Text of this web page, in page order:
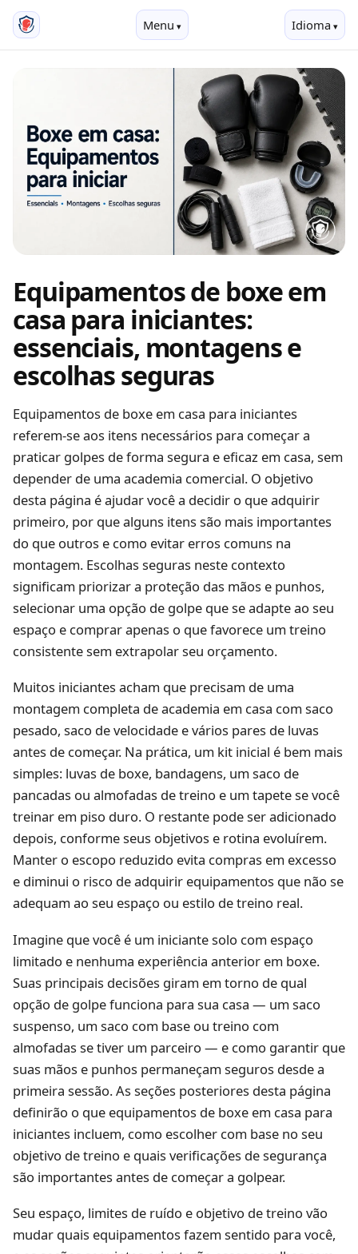
Menu Idioma
Equipamentos de boxe em
casa para iniciantes:
essenciais, montagens e
escolhas seguras
Equipamentos de boxe em casa para iniciantes
referem-se aos itens necessários para começar a
praticar golpes de forma segura e eficaz em casa, sem
depender de uma academia comercial. O objetivo
desta página é ajudar você a decidir o que adquirir
primeiro, por que alguns itens são mais importantes
do que outros e como evitar erros comuns na
montagem. Escolhas seguras neste contexto
significam priorizar a proteção das mãos e punhos,
selecionar uma opção de golpe que se adapte ao seu
espaço e comprar apenas o que favorece um treino
consistente sem extrapolar seu orçamento.
Muitos iniciantes acham que precisam de uma
montagem completa de academia em casa com saco
pesado, saco de velocidade e vários pares de luvas
antes de começar. Na prática, um kit inicial é bem mais
simples: luvas de boxe, bandagens, um saco de
pancadas ou almofadas de treino e um tapete se você
treinar em piso duro. O restante pode ser adicionado
depois, conforme seus objetivos e rotina evoluírem.
Manter o escopo reduzido evita compras em excesso
e diminui o risco de adquirir equipamentos que não se
adequam ao seu espaço ou estilo de treino real.
Imagine que você é um iniciante solo com espaço
limitado e nenhuma experiência anterior em boxe.
Suas principais decisões giram em torno de qual
opção de golpe funciona para sua casa — um saco
suspenso, um saco com base ou treino com
almofadas se tiver um parceiro — e como garantir que
suas mãos e punhos permaneçam seguros desde a
primeira sessão. As seções posteriores desta página
definirão o que equipamentos de boxe em casa para
iniciantes incluem, como escolher com base no seu
objetivo de treino e quais verificações de segurança
são importantes antes de começar a golpear.
Seu espaço, limites de ruído e objetivo de treino vão
mudar quais equipamentos fazem sentido para você,